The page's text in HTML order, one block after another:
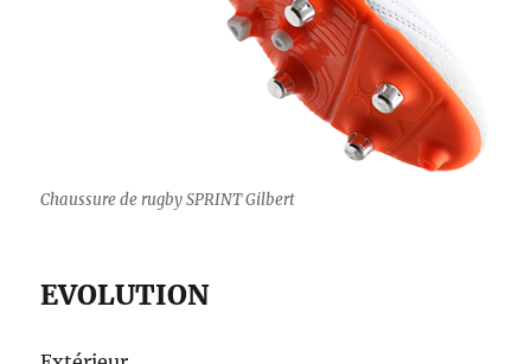
Chaussure de rugby SPRINT Gilbert
EVOLUTION